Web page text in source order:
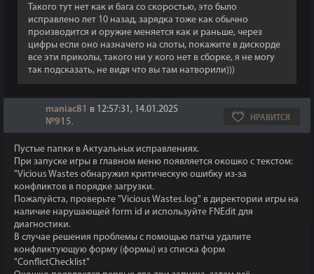
Такого тут нет как и бага со скоростью, это было
исправлено лет 10 назад, зарядка тоже как обычно
производится и оружие меняется как и раньше, через
цифры если оно назначего на слоты, покажите в дискорде
все эти приколы, такого ни у кого нет в сборке, я не могу
так подсказать, не видя что вы там натворили)))
maniac81 в 12:57:31, 14.01.2025
№915, НРАВИТСЯ
Пустые папки в Актуальных исправлениях.
При запуске игры в главном меню появляется окошко с текстом:
"Vicious Wastes обнаружил критическую ошибку из-за
конфликтов в порядке загрузки.
Пожалуйста, проверьте "Vicious Wastes.log" в директории игры на
наличие нарушающей form id и используйте FNEdit для
диагностики.
В случае решения проблемы с помощью патча удалите
конфликтующую форму (формы) из списка форм
"ConflictChecklist"